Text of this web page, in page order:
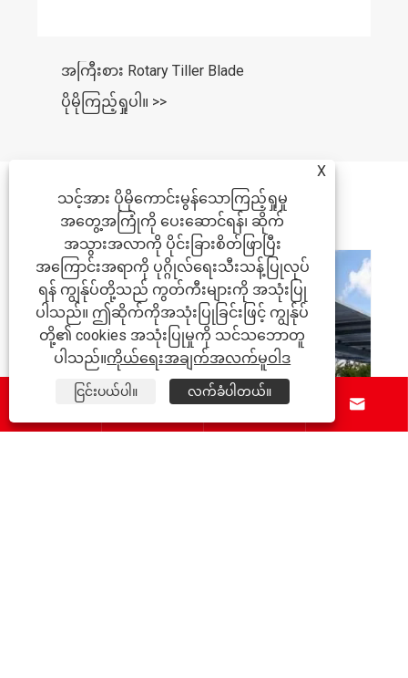
အကြီးစား Rotary Tiller Blade
ပိုမိုကြည့်ရှုပါ။ >>
သတင်းအကြံပြုချက်များ
သင့်ပရောဂျက်အတွက် မှန်ကန်သ
Square Tube ကို မည်သို့ရွေး
ပိုမိုကြည့်ရှုပါ။ >>
 
X
သင့်အား ပိုမိုကောင်းမွန်သောကြည့်ရှုမှု
အတွေ့အကြုံကို ပေးဆောင်ရန်၊ ဆိုက်
အသွားအလာကို ပိုင်းခြားစိတ်ဖြာပြီး
အကြောင်းအရာကို ပုဂ္ဂိုလ်ရေးသီးသန့်ပြုလုပ်
ရန် ကျွန်ုပ်တို့သည် ကွတ်ကီးများကို အသုံးပြု
ပါသည်။ ဤဆိုက်ကိုအသုံးပြုခြင်းဖြင့် ကျွန်ုပ်
တို့၏ cookies အသုံးပြုမှုကို သင်သဘောတူ
ပါသည်။ကိုယ်ရေးအချက်အလက်မူဝါဒ
ငြင်းပယ်ပါ။ လက်ခံပါတယ်။